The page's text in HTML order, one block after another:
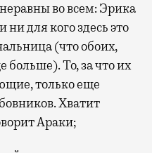
во всем: Эрика
ни для кого здесь это
(что обоих,
больше). То, за что их
только еще
Хватит
Араки;